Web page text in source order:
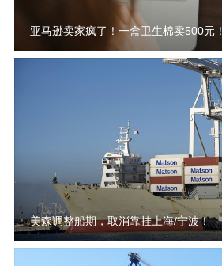
亚马逊卖家疯了！一盒卫生棉卖500元！
美森调整船期，取消靠挂上海/宁波！